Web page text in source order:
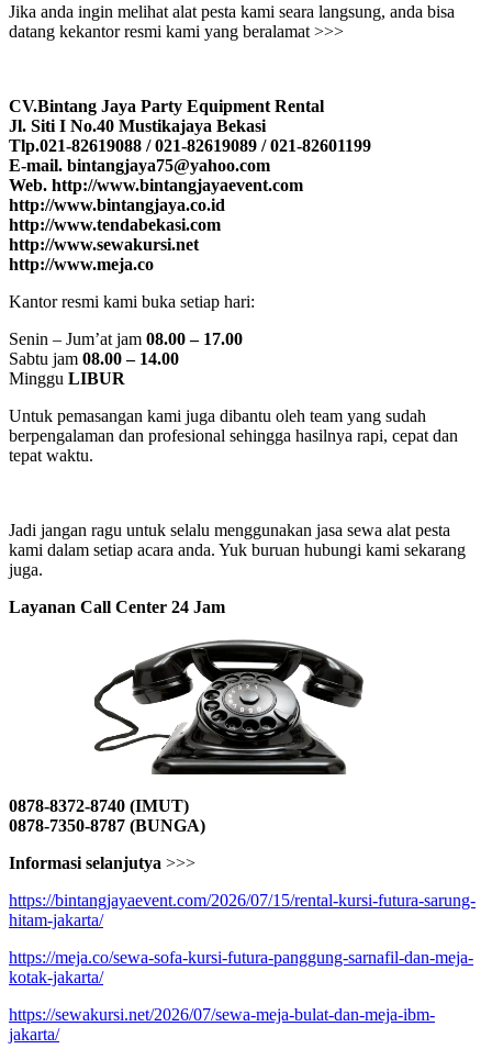
Jika anda ingin melihat alat pesta kami seara langsung, anda bisa
datang kekantor resmi kami yang beralamat >>>
CV.Bintang Jaya Party Equipment Rental
Jl. Siti I No.40 Mustikajaya Bekasi
Tlp.021-82619088 / 021-82619089 / 021-82601199
E-mail. bintangjaya75@yahoo.com
Web. http://www.bintangjayaevent.com
http://www.bintangjaya.co.id
http://www.tendabekasi.com
http://www.sewakursi.net
http://www.meja.co
Kantor resmi kami buka setiap hari:
Senin – Jum’at jam 08.00 – 17.00
Sabtu jam 08.00 – 14.00
Minggu LIBUR
Untuk pemasangan kami juga dibantu oleh team yang sudah
berpengalaman dan profesional sehingga hasilnya rapi, cepat dan
tepat waktu.
Jadi jangan ragu untuk selalu menggunakan jasa sewa alat pesta
kami dalam setiap acara anda. Yuk buruan hubungi kami sekarang
juga.
Layanan Call Center 24 Jam
0878-8372-8740 (IMUT)
0878-7350-8787 (BUNGA)
Informasi selanjutya >>>
https://bintangjayaevent.com/2026/07/15/rental-kursi-futura-sarung-
hitam-jakarta/
https://meja.co/sewa-sofa-kursi-futura-panggung-sarnafil-dan-meja-
kotak-jakarta/
https://sewakursi.net/2026/07/sewa-meja-bulat-dan-meja-ibm-
jakarta/